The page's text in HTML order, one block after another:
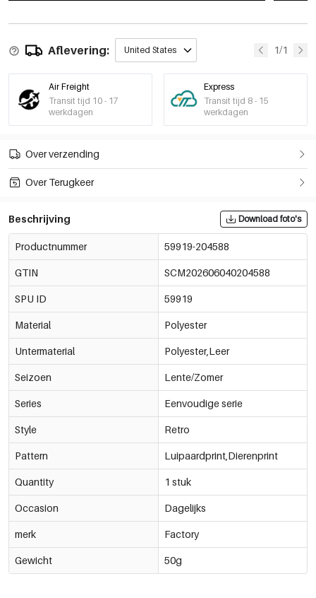
Aflevering: United States 1/1
Air Freight
Transit tijd 10 - 17
werkdagen
Express
Transit tijd 8 - 15
werkdagen
Over verzending
Over Terugkeer
Beschrijving Download foto's
Productnummer 59919-204588
GTIN SCM202606040204588
SPU ID 59919
Material Polyester
Untermaterial Polyester,Leer
Seizoen Lente/Zomer
Series Eenvoudige serie
Style Retro
Pattern Luipaardprint,Dierenprint
Quantity 1 stuk
Occasion Dagelijks
merk Factory
Gewicht 50g